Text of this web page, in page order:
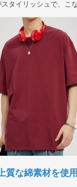
タイリッシュで、こ
質な綿素材を使用